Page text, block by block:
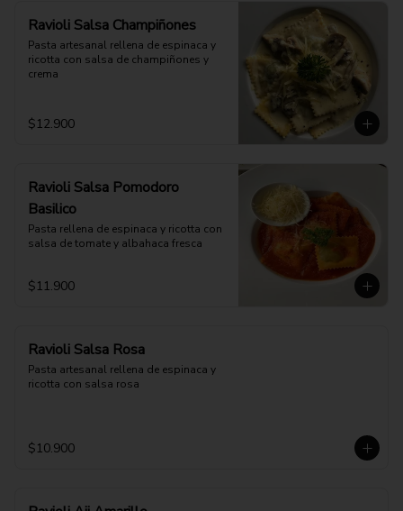
Ravioli Salsa Champiñones
Pasta artesanal rellena de espinaca y
ricotta con salsa de champiñones y
crema
$12.900
Ravioli Salsa Pomodoro
Basilico
Pasta rellena de espinaca y ricotta con
salsa de tomate y albahaca fresca
$11.900
Ravioli Salsa Rosa
Pasta artesanal rellena de espinaca y
ricotta con salsa rosa
$10.900